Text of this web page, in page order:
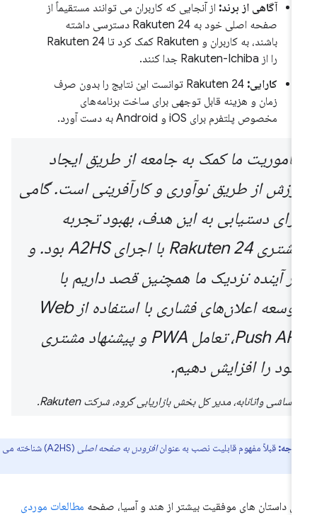
آگاهی از برند:از آنجایی که کاربران می توانند مستقیماً از
صفحه اصلی خود به Rakuten 24 دسترسی داشته
باشند، به کاربران و Rakuten کمک کرد تا Rakuten 24
را از Rakuten-Ichiba جدا کنند.
کارایی:
Rakuten 24 توانست این نتایج را بدون صرف
زمان و هزینه قابل توجهی برای ساخت برنامه‌های
مخصوص پلتفرم برای iOS و Android به دست آورد.
ماموریت ما کمک به جامعه از طریق ایجاد
ارزش از طریق نوآوری و کارآفرینی است. گامی
برای دستیابی به این هدف، بهبود تجربه
مشتری Rakuten 24 با اجرای A2HS بود. و
در آینده نزدیک ما همچنین قصد داریم با
توسعه اعلان‌های فشاری با استفاده از Web
Push API، تعامل PWA و پیشنهاد مشتری
خود را افزایش دهیم.
ماساشی واتانابه، مدیر کل بخش بازاریابی گروه، شرکت Rakuten.
قبلاً مفهوم قابلیت نصب به عنوانافزودن به صفحه اصلی (A2HS) شناخته می
داستان های موفقیت بیشتر از هند و آسیا، صفحهمطالعات موردی